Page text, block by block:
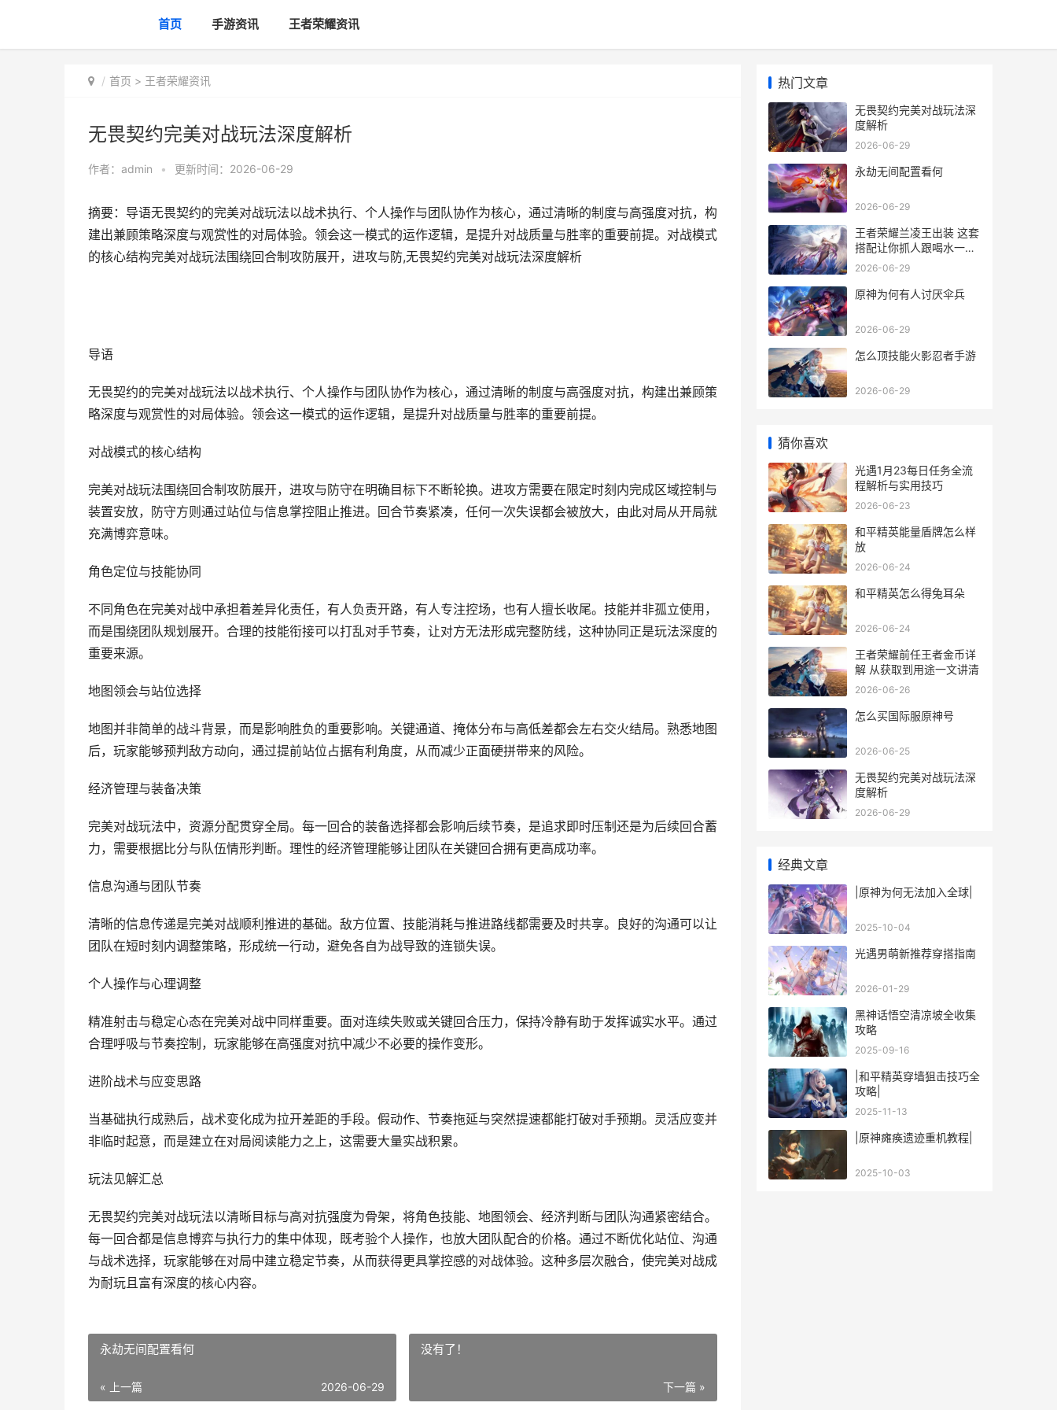
首页 手游资讯 王者荣耀资讯
首页 > 王者荣耀资讯
无畏契约完美对战玩法深度解析
作者： admin • 更新时间：2026-06-29
摘要：导语无畏契约的完美对战玩法以战术执行、个人操作与团队协作为核心，通过清晰的制度与高强度对抗，构
建出兼顾策略深度与观赏性的对局体验。领会这一模式的运作逻辑，是提升对战质量与胜率的重要前提。对战模式
的核心结构完美对战玩法围绕回合制攻防展开，进攻与防,无畏契约完美对战玩法深度解析
导语
无畏契约的完美对战玩法以战术执行、个人操作与团队协作为核心，通过清晰的制度与高强度对抗，构建出兼顾策
略深度与观赏性的对局体验。领会这一模式的运作逻辑，是提升对战质量与胜率的重要前提。
对战模式的核心结构
完美对战玩法围绕回合制攻防展开，进攻与防守在明确目标下不断轮换。进攻方需要在限定时刻内完成区域控制与
装置安放，防守方则通过站位与信息掌控阻止推进。回合节奏紧凑，任何一次失误都会被放大，由此对局从开局就
充满博弈意味。
角色定位与技能协同
不同角色在完美对战中承担着差异化责任，有人负责开路，有人专注控场，也有人擅长收尾。技能并非孤立使用，
而是围绕团队规划展开。合理的技能衔接可以打乱对手节奏，让对方无法形成完整防线，这种协同正是玩法深度的
重要来源。
地图领会与站位选择
地图并非简单的战斗背景，而是影响胜负的重要影响。关键通道、掩体分布与高低差都会左右交火结局。熟悉地图
后，玩家能够预判敌方动向，通过提前站位占据有利角度，从而减少正面硬拼带来的风险。
经济管理与装备决策
完美对战玩法中，资源分配贯穿全局。每一回合的装备选择都会影响后续节奏，是追求即时压制还是为后续回合蓄
力，需要根据比分与队伍情形判断。理性的经济管理能够让团队在关键回合拥有更高成功率。
信息沟通与团队节奏
清晰的信息传递是完美对战顺利推进的基础。敌方位置、技能消耗与推进路线都需要及时共享。良好的沟通可以让
团队在短时刻内调整策略，形成统一行动，避免各自为战导致的连锁失误。
个人操作与心理调整
精准射击与稳定心态在完美对战中同样重要。面对连续失败或关键回合压力，保持冷静有助于发挥诚实水平。通过
合理呼吸与节奏控制，玩家能够在高强度对抗中减少不必要的操作变形。
进阶战术与应变思路
当基础执行成熟后，战术变化成为拉开差距的手段。假动作、节奏拖延与突然提速都能打破对手预期。灵活应变并
非临时起意，而是建立在对局阅读能力之上，这需要大量实战积累。
玩法见解汇总
无畏契约完美对战玩法以清晰目标与高对抗强度为骨架，将角色技能、地图领会、经济判断与团队沟通紧密结合。
每一回合都是信息博弈与执行力的集中体现，既考验个人操作，也放大团队配合的价格。通过不断优化站位、沟通
与战术选择，玩家能够在对局中建立稳定节奏，从而获得更具掌控感的对战体验。这种多层次融合，使完美对战成
为耐玩且富有深度的核心内容。
永劫无间配置看何
« 上一篇 2026-06-29
没有了！
下一篇 »
热门文章
无畏契约完美对战玩法深
度解析
2026-06-29
永劫无间配置看何
2026-06-29
王者荣耀兰凌王出装 这套
搭配让你抓人跟喝水一样
简单
2026-06-29
原神为何有人讨厌伞兵
2026-06-29
怎么顶技能火影忍者手游
2026-06-29
猜你喜欢
光遇1月23每日任务全流
程解析与实用技巧
2026-06-23
和平精英能量盾牌怎么样
放
2026-06-24
和平精英怎么得兔耳朵
2026-06-24
王者荣耀前任王者金币详
解 从获取到用途一文讲清
2026-06-26
怎么买国际服原神号
2026-06-25
无畏契约完美对战玩法深
度解析
2026-06-29
经典文章
|原神为何无法加入全球|
2025-10-04
光遇男萌新推荐穿搭指南
2026-01-29
黑神话悟空清凉坡全收集
攻略
2025-09-16
|和平精英穿墙狙击技巧全
攻略|
2025-11-13
|原神瘫痪遗迹重机教程|
2025-10-03